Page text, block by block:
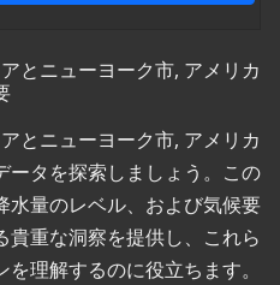
とニューヨーク市, アメリカ
とニューヨーク市, アメリカ
ータを探索しましょう。この
水量のレベル、および気候要
重な洞察を提供し、これら
理解するのに役立ちます。